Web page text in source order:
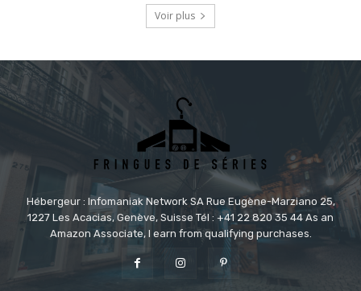
Voir plus
Hébergeur : Infomaniak Network SA Rue Eugène-Marziano 25,
1227 Les Acacias, Genève, Suisse Tél : +41 22 820 35 44 As an
Amazon Associate, I earn from qualifying purchases.